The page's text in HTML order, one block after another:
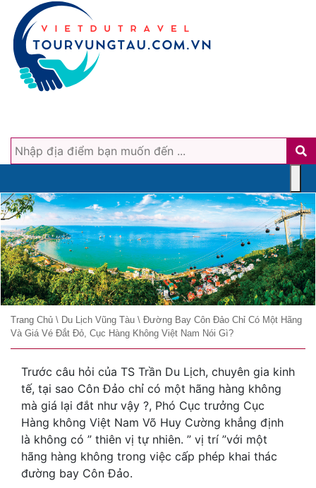
Trang Chủ \ Du Lịch Vũng Tàu \ Đường Bay Côn Đảo Chỉ Có Một Hãng
Và Giá Vé Đắt Đỏ, Cục Hàng Không Việt Nam Nói Gì?
Trước câu hỏi của TS Trần Du Lịch, chuyên gia kinh
tế, tại sao Côn Đảo chỉ có một hãng hàng không
mà giá lại đắt như vậy ?, Phó Cục trưởng Cục
Hàng không Việt Nam Võ Huy Cường khẳng định
là không có ” thiên vị tự nhiên. ” vị trí ”với một
hãng hàng không trong việc cấp phép khai thác
đường bay Côn Đảo.